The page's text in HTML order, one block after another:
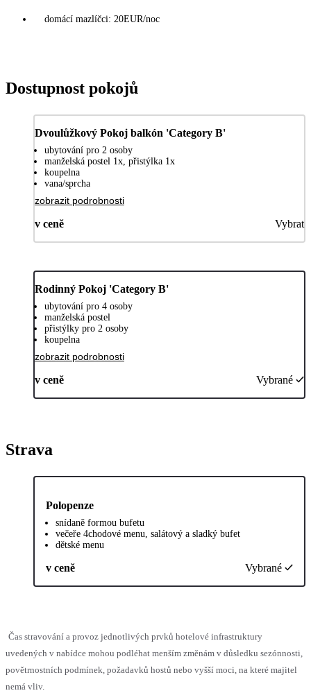
domácí mazlíčci: 20EUR/noc
Dostupnost pokojů
Dvoulůžkový Pokoj balkón 'Category B'
ubytování pro 2 osoby
manželská postel 1x, přistýlka 1x
koupelna
vana/sprcha
zobrazit podrobnosti
v ceně Vybrat
Rodinný Pokoj 'Category B'
ubytování pro 4 osoby
manželská postel
přistýlky pro 2 osoby
koupelna
zobrazit podrobnosti
v ceně Vybrané
Strava
Polopenze
snídaně formou bufetu
večeře 4chodové menu, salátový a sladký bufet
dětské menu
v ceně Vybrané
Čas stravování a provoz jednotlivých prvků hotelové infrastruktury
uvedených v nabídce mohou podléhat menším změnám v důsledku sezónnosti,
povětrnostních podmínek, požadavků hostů nebo vyšší moci, na které majitel
nemá vliv.